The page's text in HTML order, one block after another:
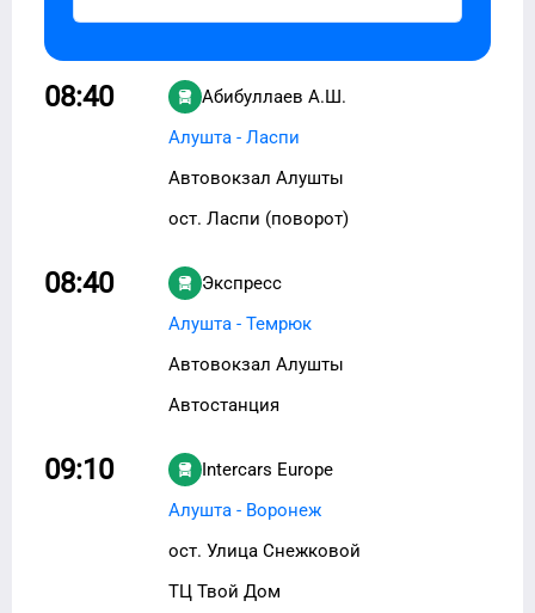
08:40
Абибуллаев А.Ш.
Алушта - Ласпи
Автовокзал Алушты
ост. Ласпи (поворот)
08:40
Экспресс
Алушта - Темрюк
Автовокзал Алушты
Автостанция
09:10
Intercars Europe
Алушта - Воронеж
ост. Улица Снежковой
ТЦ Твой Дом